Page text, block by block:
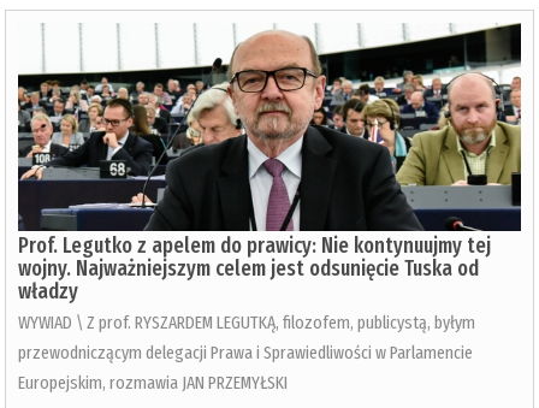
Prof. Legutko z apelem do prawicy: Nie kontynuujmy tej
wojny. Najważniejszym celem jest odsunięcie Tuska od
władzy
WYWIAD \ Z prof. RYSZARDEM LEGUTKĄ, filozofem, publicystą, byłym
przewodniczącym delegacji Prawa i Sprawiedliwości w Parlamencie
Europejskim, rozmawia JAN PRZEMYŁSKI